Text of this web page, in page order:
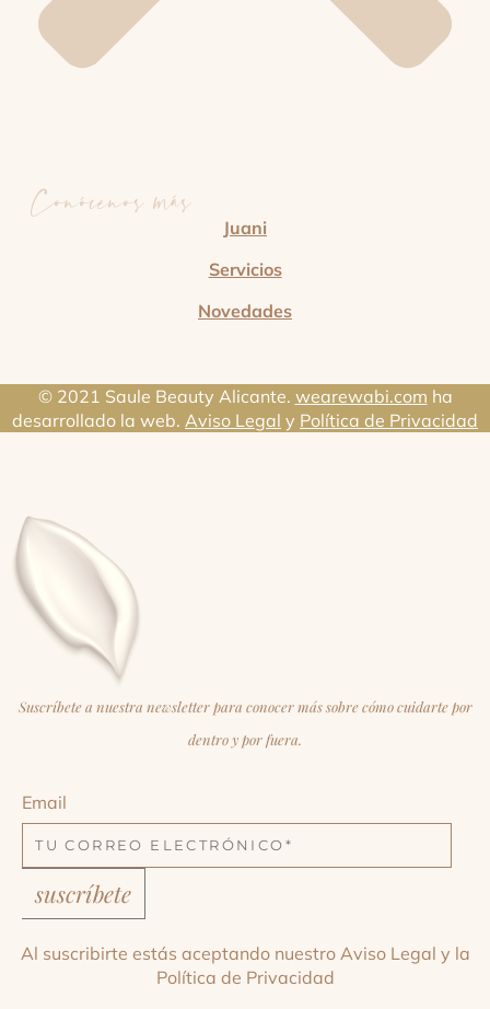
Conócenos más
Juani
Servicios
Novedades
© 2021 Saule Beauty Alicante. wearewabi.com ha
desarrollado la web. Aviso Legal y Política de Privacidad
Suscríbete a nuestra newsletter para conocer más sobre cómo cuidarte por
dentro y por fuera.
Email
suscríbete
Al suscribirte estás aceptando nuestro Aviso Legal y la
Política de Privacidad